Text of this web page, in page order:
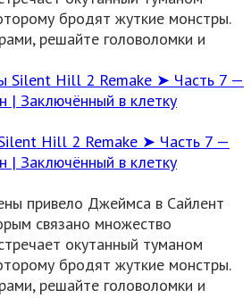
бродят жуткие монстры.
решайте головоломки и
Hill 2 Remake ➤ Часть 7 —
| Заключённый в клетку
привело Джеймса в Сайлент
связано множество
окутанный туманом
бродят жуткие монстры.
решайте головоломки и